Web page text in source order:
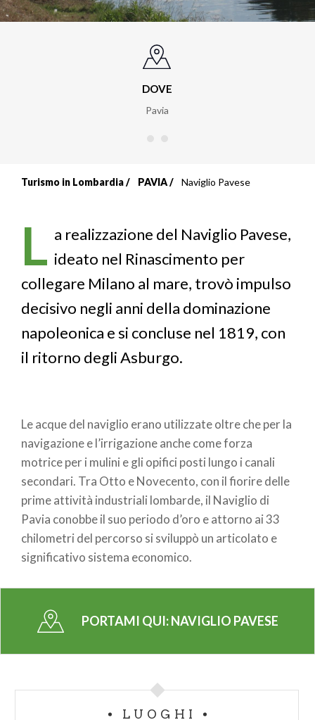
DOVE
Pavia
di
pane
Turismo in Lombardia PAVIA Naviglio Pavese
L a realizzazione del Naviglio Pavese,
ideato nel Rinascimento per
collegare Milano al mare, trovò impulso
decisivo negli anni della dominazione
napoleonica e si concluse nel 1819, con
il ritorno degli Asburgo.
Le acque del naviglio erano utilizzate oltre che per la
navigazione e l’irrigazione anche come forza
motrice per i mulini e gli opifici posti lungo i canali
secondari. Tra Otto e Novecento, con il fiorire delle
prime attività industriali lombarde, il Naviglio di
Pavia conobbe il suo periodo d’oro e attorno ai 33
chilometri del percorso si sviluppò un articolato e
significativo sistema economico.
PORTAMI QUI:NAVIGLIO PAVESE
LUOGHI